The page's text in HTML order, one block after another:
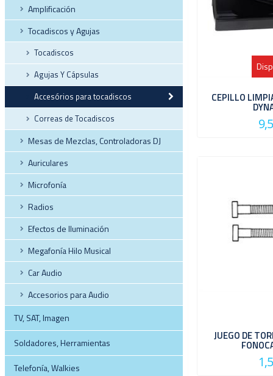
Amplificación
Tocadiscos y Agujas
Tocadiscos
Agujas Y Cápsulas
Accesórios para tocadiscos
Correas de Tocadiscos
Mesas de Mezclas, Controladoras DJ
Auriculares
Microfonía
Radios
Efectos de Iluminación
Megafonía Hilo Musical
Car Audio
Accesorios para Audio
TV, SAT, Imagen
Soldadores, Herramientas
Telefonía, Walkies
CEPILLO
JUEGO DE